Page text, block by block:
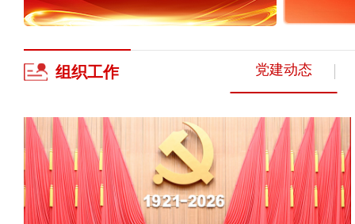
组织工作 党建动态